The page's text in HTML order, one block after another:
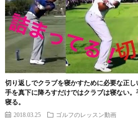
切り返しでクラブを寝かすために必要な正
手を真下に降ろすだけではクラブは寝ない
寝る。
2018.03.25 ゴルフのレッスン動画